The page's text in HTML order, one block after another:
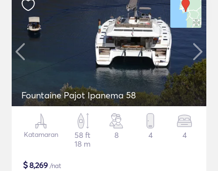
Fountaine Pajot Ipanema 58
Katamaran
58 ft
18 m
8 4 4
$8,269 /nat